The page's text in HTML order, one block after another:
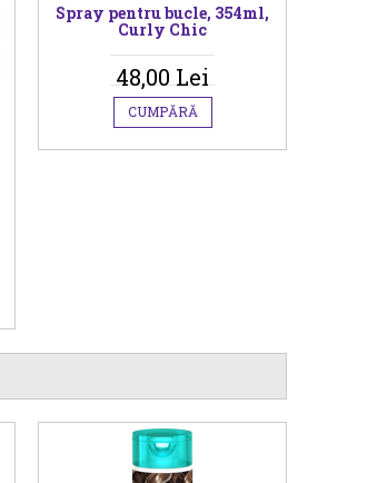
Spray pentru bucle, 354ml,
Curly Chic
48,00 Lei
CUMPĂRĂ